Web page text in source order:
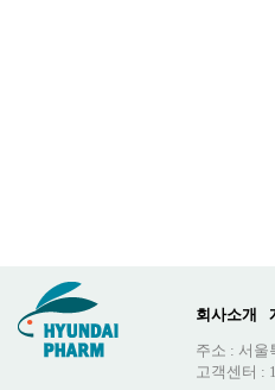
회사소개
주소 : 서울
고객센터 :